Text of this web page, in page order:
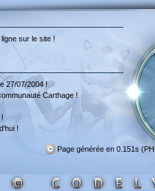
ligne sur le site !
27/07/2004 !
Carthage !
!
Page générée en 0.151s